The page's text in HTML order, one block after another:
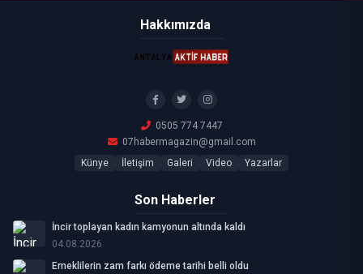
Hakkımızda
0505 774 7447
07habermagazin@gmail.com
Künye
İletişim Galeri Video Yazarlar
Son Haberler
İncir toplayan kadın kamyonun altında kaldı
04.08.2026
Emeklilerin zam farkı ödeme tarihi belli oldu